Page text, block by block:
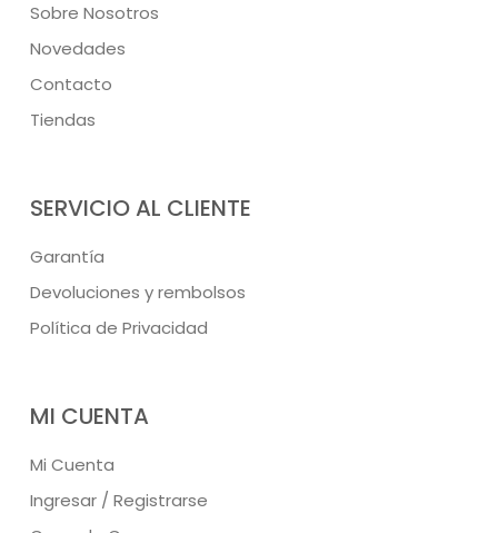
Sobre Nosotros
Novedades
Contacto
Tiendas
SERVICIO AL CLIENTE
Garantía
Devoluciones y rembolsos
Política de Privacidad
MI CUENTA
Mi Cuenta
Ingresar / Registrarse